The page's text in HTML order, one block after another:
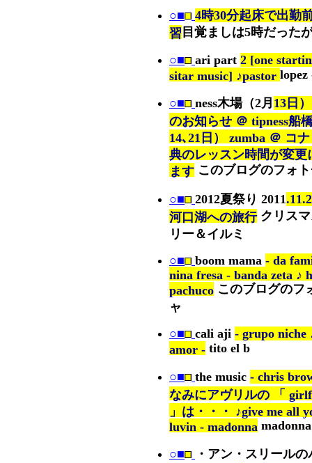
○■ 4時30分起床で出勤
習 目覚ましは5時だった
○■
ari part 2 [one
sitar music] ♪pastor lopez
○■ ness木場（2月 13日
のお知らせ ＠ tipness船
14､21日） zumba ＠ コ
典のレッスン時間が変更
ます このブログのフォ
○■ 2012夏祭り 2011
河口湖への旅行クリス
リー＆イルミ
○■ boom mama - da
nina fresa - banda zeta ♪
pachuco このブログのフ
ャ
○■ cali aji - grupo niche
amor - tito el b
○■ the music - chris
なみにアヴリルの 「
」は・・・ ♪give me all
luvin - madonna madonna
○■
・アン・スリールの